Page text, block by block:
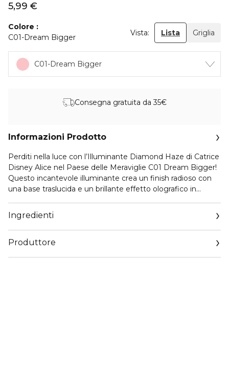
5,99 €
Colore
C01-Dream Bigger
Vista: Lista Griglia
C01-Dream Bigger
Consegna gratuita da 35€
Informazioni Prodotto
Perditi nella luce con l’Illuminante Diamond Haze di Catrice
Disney Alice nel Paese delle Meraviglie C01 Dream Bigger!
Questo incantevole illuminante crea un finish radioso con
una base traslucida e un brillante effetto olografico in
donano profondità e tridimensionalità alla pelle. La texture
in polvere setosa si sfuma facilmente ed è adatta a tutte le
tonalità di pelle – perfetta per chi vuole splendere oltre
l’ordinario.
Ingredienti
Produttore